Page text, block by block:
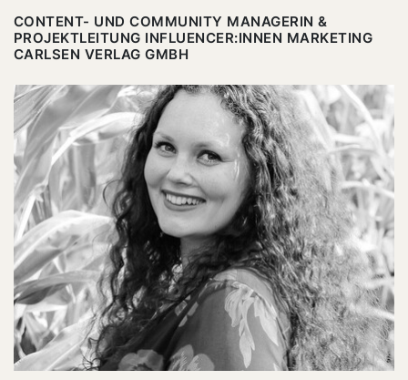
CONTENT- UND COMMUNITY MANAGERIN &
PROJEKTLEITUNG INFLUENCER:INNEN MARKETING
CARLSEN VERLAG GMBH